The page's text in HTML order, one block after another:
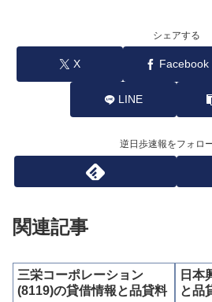
シェアする
X Facebook
LINE
逆日歩速報をフォロ
関連記事
三栄コーポレーション
(8119)の貸借情報と品貸料
日本
と品